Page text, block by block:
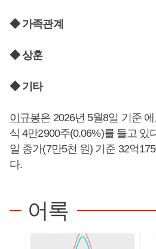
◆ 가족관계
◆ 상훈
◆ 기타
이규봉은 2026년 5월8일 기준
식 4만2900주(0.06%)를 들고 있
일 종가(7만5천 원) 기준 32억
다.
어록